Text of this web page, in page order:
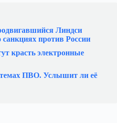
Линдси
против России
красть электронные
ПВО. Услышит ли её